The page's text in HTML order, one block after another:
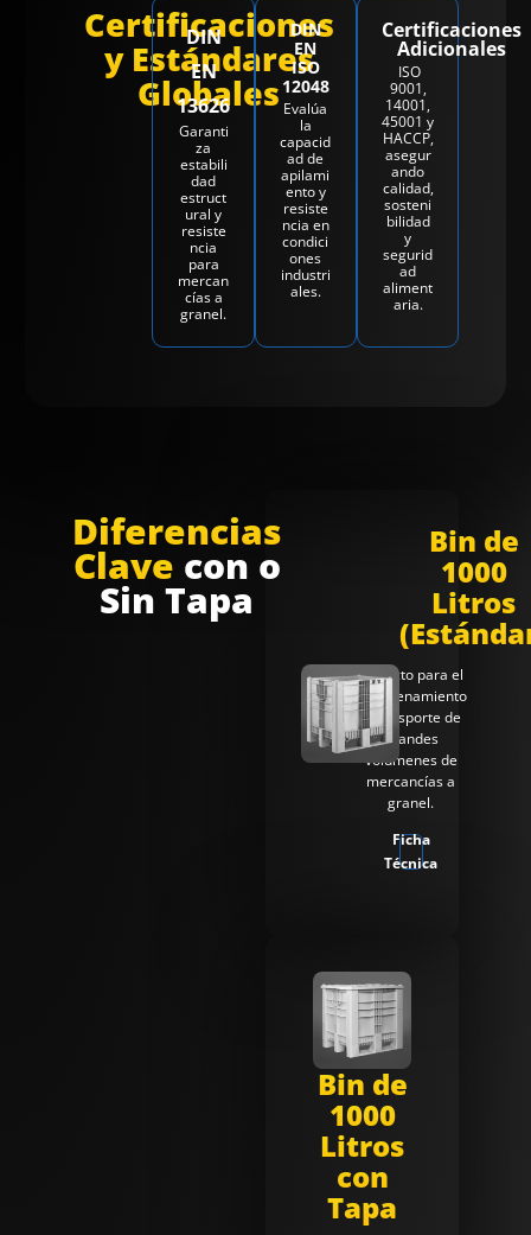
Certificaciones
y Estándares
Globales
DIN
EN
13626
Garanti
za
estabili
dad
estruct
ural y
resiste
ncia
para
mercan
cías a
granel.
DIN
EN
ISO
12048
Evalúa
la
capacid
ad de
apilami
ento y
resiste
ncia en
condici
ones
industri
ales.
Certificaciones
Adicionales
ISO
9001,
14001,
45001 y
HACCP,
asegur
ando
calidad,
sosteni
bilidad
y
segurid
ad
aliment
aria.
Diferencias
Clave con o
Sin Tapa
Bin de
1000
Litros
Perfecto para el
almacenamiento
y transporte de
grandes
volúmenes de
mercancías a
granel.
Ficha
Técnica
Bin de
1000
Litros
con
Tapa